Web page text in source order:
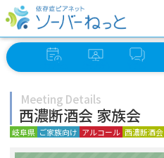
イベント オンライン ソーバー
Meeting Details
西濃断酒会 家族会
岐阜県 ご家族向け アルコール 西濃断酒会